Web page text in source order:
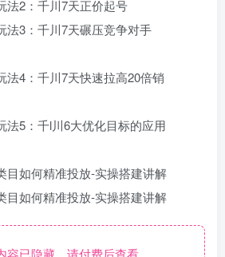
法2：千川7天正价起号
法3：千川7天碾压竞争对手
法4：千川7天快速拉高20倍销
法5：千l川6大优化目标的应用
目如何精准投放-实操搭建讲解
目如何精准投放-实操搭建讲解
已隐藏，请付费后查看